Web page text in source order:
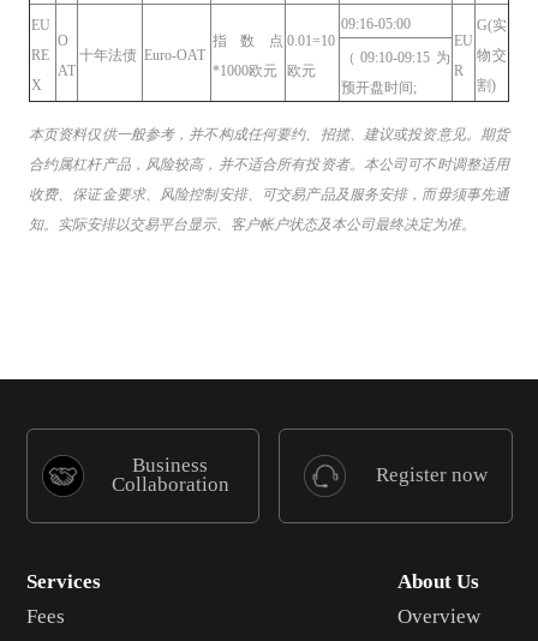
EU
RE
X
O
AT
十年法债 Euro-OAT
指数点
*1000欧元
0.01=10
欧元
09:16-05:00
EU
R
G(实
物交
割)
（09:10-09:15为
预开盘时间;
本页资料仅供一般参考，并不构成任何要约、招揽、建议或投资意见。期货
合约属杠杆产品，风险较高，并不适合所有投资者。本公司可不时调整适用
收费、保证金要求、风险控制安排、可交易产品及服务安排，而毋须事先通
知。实际安排以交易平台显示、客户帐户状态及本公司最终决定为准。
Business
Collaboration
Register now
Services
Fees
About Us
Overview